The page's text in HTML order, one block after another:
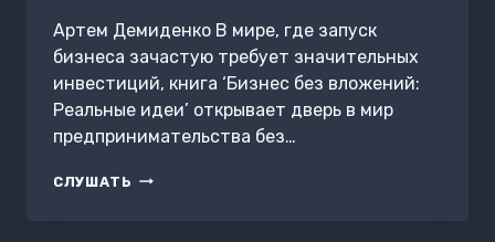
Артем Демиденко В мире, где запуск
бизнеса зачастую требует значительных
инвестиций, книга ‘Бизнес без вложений:
Реальные идеи’ открывает дверь в мир
предпринимательства без…
СЛУШАТЬ БИЗНЕС